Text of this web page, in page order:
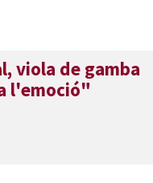
viola de gamba
l'emoció"